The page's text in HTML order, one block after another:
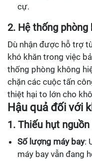
cự.
2. Hệ thống phòng
Dù nhận được hỗ trợ
khó khăn trong việc
thống phòng không
chặn các cuộc tấn
thiệt hại to lớn cho
Hậu quả đối với
1. Thiếu hụt
Số lượng máy bay:
máy bay vẫn đang